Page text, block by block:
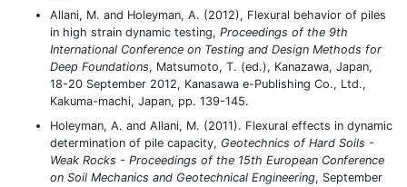
Allani, M. and Holeyman, A. (2012), Flexural behavior of piles
in high strain dynamic testing, Proceedings of the 9th
International Conference on Testing and Design Methods for
Deep Foundations, Matsumoto, T. (ed.), Kanazawa, Japan,
18-20 September 2012, Kanasawa e-Publishing Co., Ltd.,
Kakuma-machi, Japan, pp. 139-145.
Holeyman, A. and Allani, M. (2011). Flexural effects in dynamic
determination of pile capacity, Geotechnics of Hard Soils -
Weak Rocks - Proceedings of the 15th European Conference
on Soil Mechanics and Geotechnical Engineering, September